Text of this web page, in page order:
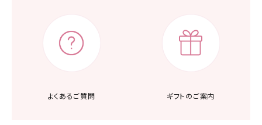
よくあるご質問 ギフトのご案内